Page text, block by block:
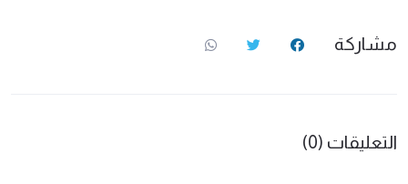
مشاركة
التعليقات (0)